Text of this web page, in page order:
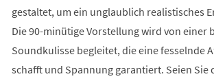
gestaltet, um ein unglaublich realistisches
Die 90-minütige Vorstellung wird von einer
Soundkulisse begleitet, die eine fesselnde
schafft und Spannung garantiert. Seien Sie